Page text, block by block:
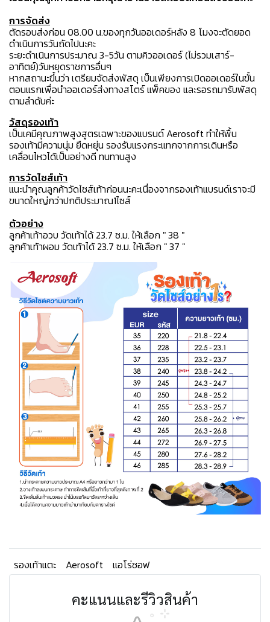
การจัดส่ง
ตัดรอบส่งก่อน 08.00 น.ของทุกวันออเดอร์หลัง 8 โมงจะตัดยอด
ดำเนินการวันถัดไปนะคะ
ระยะดำเนินการประมาณ 3-5วัน ตามคิวออเดอร์ (ไม่รวมเสาร์-
อาทิตย์)วันหยุดราชการอื่นๆ
หากสถานะขึ้นว่า เตรียมจัดส่งพัสดุ เป็นเพียงการเปิดออเดอร์ในขั้น
ตอนแรกเพื่อนำออเดอร์ส่งทางสโตร์ แพ็คของ และรอรถมารับพัสดุ
ตามลำดับค่ะ
วัสดุรองเท้า
เป็นเคมีคุณภาพสูงสูตรเฉพาะของแบรนด์ Aerosoft ทำให้พื้น
รองเท้ามีความนุ่ม ยืดหยุ่น รองรับแรงกระแทกจากการเดินหรือ
เคลื่อนไหวได้เป็นอย่างดี ทนทานสูง
การวัดไซส์เท้า
แนะนำคุณลูกค้าวัดไซส์เท้าก่อนนะคะเนื่องจากรองเท้าแบรนด์เราจะมี
ขนาดใหญ่กว่าปกติประมาณ1ไซส์
ตัวอย่าง
ลูกค้าเท้าอวบ วัดเท้าได้ 23.7 ซ.ม. ให้เลือก " 38 "
ลูกค้าเท้าผอม วัดเท้าได้ 23.7 ซ.ม. ให้เลือก " 37 "
รองเท้าแตะ Aerosoft แอโร่ซอฟ
คะแนนและรีวิวสินค้า